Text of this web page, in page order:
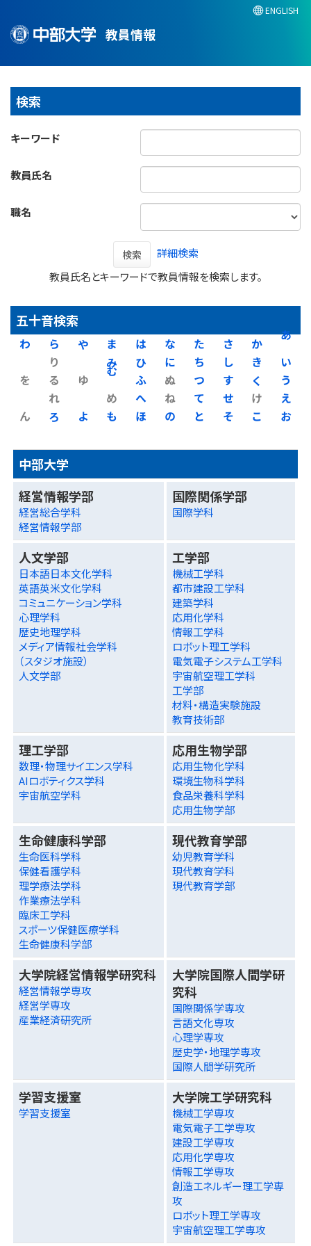
教員情報
ENGLISH
検索
キーワード
教員氏名
職名
検索
詳細検索
教員氏名とキーワードで教員情報を検索します。
五十音検索
あ
い
う
え
お
か
き
く
け
こ
さ
し
す
せ
そ
た
ち
つ
て
と
な
に
ぬ
ね
の
は
ひ
ふ
へ
ほ
ま
み
む
め
も
や
ゆ
よ
ら
り
る
れ
ろ
わ
を
ん
中部大学
経営情報学部
経営総合学科
経営情報学部
国際関係学部
国際学科
人文学部
日本語日本文化学科
英語英米文化学科
コミュニケーション学科
心理学科
歴史地理学科
メディア情報社会学科
（スタジオ施設）
人文学部
工学部
機械工学科
都市建設工学科
建築学科
応用化学科
情報工学科
ロボット理工学科
電気電子システム工学科
宇宙航空理工学科
工学部
材料・構造実験施設
教育技術部
理工学部
数理・物理サイエンス学科
AIロボティクス学科
宇宙航空学科
応用生物学部
応用生物化学科
環境生物科学科
食品栄養科学科
応用生物学部
生命健康科学部
生命医科学科
保健看護学科
理学療法学科
作業療法学科
臨床工学科
スポーツ保健医療学科
生命健康科学部
現代教育学部
幼児教育学科
現代教育学科
現代教育学部
大学院経営情報学研究科
経営情報学専攻
経営学専攻
産業経済研究所
大学院国際人間学研
究科
国際関係学専攻
言語文化専攻
心理学専攻
歴史学・地理学専攻
国際人間学研究所
学習支援室
学習支援室
大学院工学研究科
機械工学専攻
電気電子工学専攻
建設工学専攻
応用化学専攻
情報工学専攻
創造エネルギー理工学専
攻
ロボット理工学専攻
宇宙航空理工学専攻